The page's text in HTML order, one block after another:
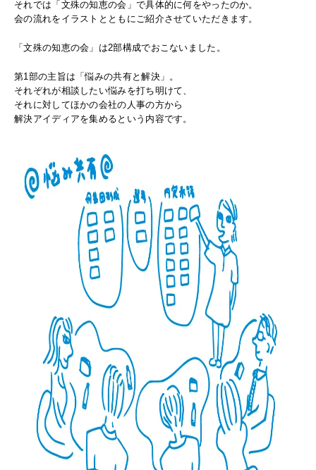
それでは「文殊の知恵の会」で具体的に何をやったのか。
会の流れをイラストとともにご紹介させていただきます。
「文殊の知恵の会」は2部構成でおこないました。
第1部の主旨は「悩みの共有と解決」。
それぞれが相談したい悩みを打ち明けて、
それに対してほかの会社の人事の方から
解決アイディアを集めるという内容です。